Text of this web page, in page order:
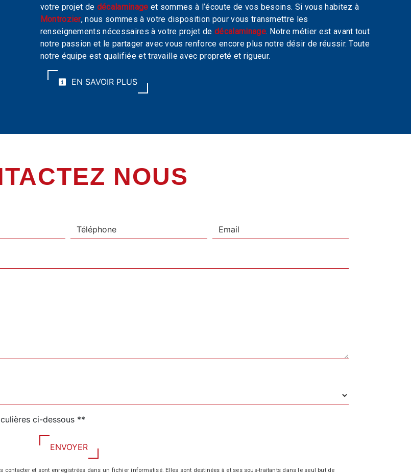
votre projet de décalaminage et sommes à l’écoute de vos besoins. Si vous habitez à
Montrozier, nous sommes à votre disposition pour vous transmettre les
renseignements nécessaires à votre projet de décalaminage. Notre métier est avant tout
notre passion et le partager avec vous renforce encore plus notre désir de réussir. Toute
notre équipe est qualifiée et travaille avec propreté et rigueur.
EN SAVOIR PLUS
NOUS
ci-dessous **
ENVOYER
et sont enregistrées dans un fichier informatisé. Elles sont destinées à et ses sous-traitants dans le seul but de